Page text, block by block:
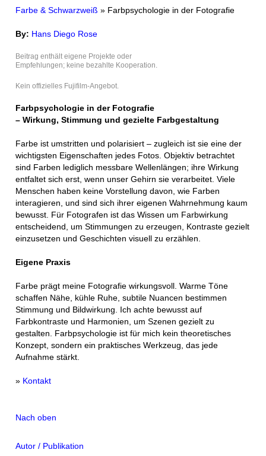
Farbe & Schwarzweiß » Farbpsychologie in der Fotografie
By: Hans Diego Rose
Beitrag enthält eigene Projekte oder
Empfehlungen; keine bezahlte Kooperation.
Kein offizielles Fujifilm-Angebot.
Farbpsychologie in der Fotografie
– Wirkung, Stimmung und gezielte Farbgestaltung
Farbe ist umstritten und polarisiert – zugleich ist sie eine der
wichtigsten Eigenschaften jedes Fotos. Objektiv betrachtet
sind Farben lediglich messbare Wellenlängen; ihre Wirkung
entfaltet sich erst, wenn unser Gehirn sie verarbeitet. Viele
Menschen haben keine Vorstellung davon, wie Farben
interagieren, und sind sich ihrer eigenen Wahrnehmung kaum
bewusst. Für Fotografen ist das Wissen um Farbwirkung
entscheidend, um Stimmungen zu erzeugen, Kontraste gezielt
einzusetzen und Geschichten visuell zu erzählen.
Eigene Praxis
Farbe prägt meine Fotografie wirkungsvoll. Warme Töne
schaffen Nähe, kühle Ruhe, subtile Nuancen bestimmen
Stimmung und Bildwirkung. Ich achte bewusst auf
Farbkontraste und Harmonien, um Szenen gezielt zu
gestalten. Farbpsychologie ist für mich kein theoretisches
Konzept, sondern ein praktisches Werkzeug, das jede
Aufnahme stärkt.
» Kontakt
Nach oben
Autor / Publikation